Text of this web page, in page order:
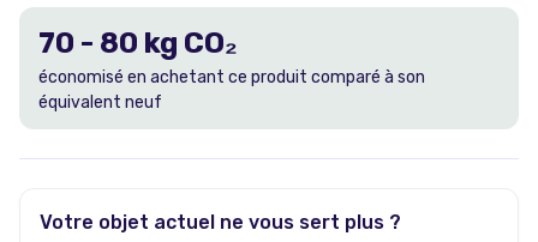
70 - 80 kg CO₂
économisé en achetant ce produit comparé à son
équivalent neuf
Votre objet actuel ne vous sert plus ?